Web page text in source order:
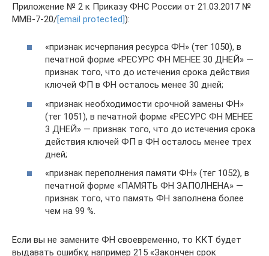
Приложение № 2 к Приказу ФНС России от 21.03.2017 №
ММВ-7-20/[email protected]):
«признак исчерпания ресурса ФН» (тег 1050), в
печатной форме «РЕСУРС ФН МЕНЕЕ 30 ДНЕЙ» —
признак того, что до истечения срока действия
ключей ФП в ФН осталось менее 30 дней;
«признак необходимости срочной замены ФН»
(тег 1051), в печатной форме «РЕСУРС ФН МЕНЕЕ
3 ДНЕЙ» — признак того, что до истечения срока
действия ключей ФП в ФН осталось менее трех
дней;
«признак переполнения памяти ФН» (тег 1052), в
печатной форме «ПАМЯТЬ ФН ЗАПОЛНЕНА» —
признак того, что память ФН заполнена более
чем на 99 %.
Если вы не замените ФН своевременно, то ККТ будет
выдавать ошибку, например 215 «Закончен срок